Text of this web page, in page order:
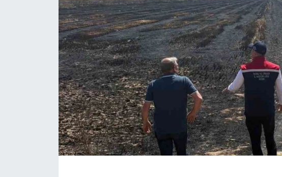
EĞİTİM
EKONOMİ
English News
Flaş Haber
Gayrimenkul